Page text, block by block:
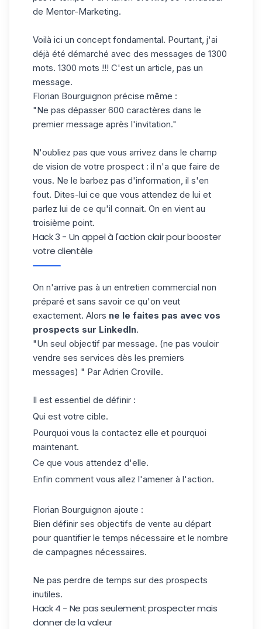
de Mentor-Marketing.
Voilà ici un concept fondamental. Pourtant, j'ai
déjà été démarché avec des messages de 1300
mots. 1300 mots !!! C'est un article, pas un
message.
Florian Bourguignon précise même :
"Ne pas dépasser 600 caractères dans le
premier message après l'invitation."
N'oubliez pas que vous arrivez dans le champ
de vision de votre prospect : il n'a que faire de
vous. Ne le barbez pas d'information, il s'en
fout. Dites-lui ce que vous attendez de lui et
parlez lui de ce qu'il connait. On en vient au
troisième point.
Hack 3 - Un appel à l'action clair pour booster
votre clientèle
On n'arrive pas à un entretien commercial non
préparé et sans savoir ce qu'on veut
exactement. Alors ne le faites pas avec vos
prospects sur LinkedIn.
"Un seul objectif par message. (ne pas vouloir
vendre ses services dès les premiers
messages) " Par Adrien Croville.
Il est essentiel de définir :
Qui est votre cible.
Pourquoi vous la contactez elle et pourquoi
maintenant.
Ce que vous attendez d'elle.
Enfin comment vous allez l'amener à l'action.
Florian Bourguignon ajoute :
Bien définir ses objectifs de vente au départ
pour quantifier le temps nécessaire et le nombre
de campagnes nécessaires.
Ne pas perdre de temps sur des prospects
inutiles.
Hack 4 - Ne pas seulement prospecter mais
donner de la valeur